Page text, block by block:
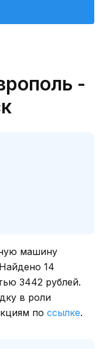
-
машину
14
3442 рублей.
в роли
по ссылке.